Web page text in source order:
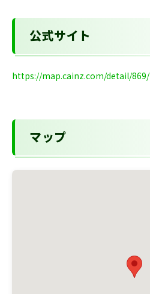
公式サイト
https://map.cainz.com/detail/869/
マップ